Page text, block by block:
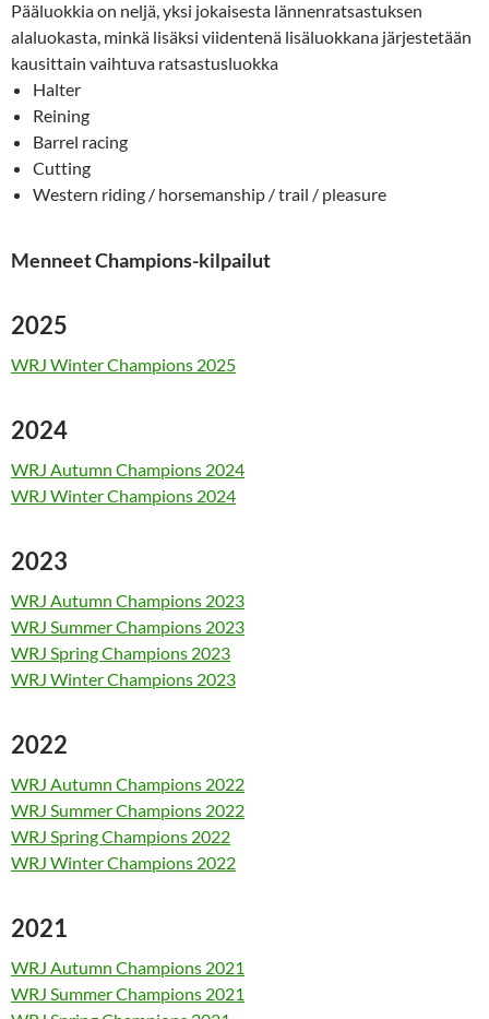
Pääluokkia on neljä, yksi jokaisesta lännenratsastuksen
alaluokasta, minkä lisäksi viidentenä lisäluokkana järjestetään
kausittain vaihtuva ratsastusluokka
Halter
Reining
Barrel racing
Cutting
Western riding / horsemanship / trail / pleasure
Menneet Champions-kilpailut
2025
WRJ Winter Champions 2025
2024
WRJ Autumn Champions 2024
WRJ Winter Champions 2024
2023
WRJ Autumn Champions 2023
WRJ Summer Champions 2023
WRJ Spring Champions 2023
WRJ Winter Champions 2023
2022
WRJ Autumn Champions 2022
WRJ Summer Champions 2022
WRJ Spring Champions 2022
WRJ Winter Champions 2022
2021
WRJ Autumn Champions 2021
WRJ Summer Champions 2021